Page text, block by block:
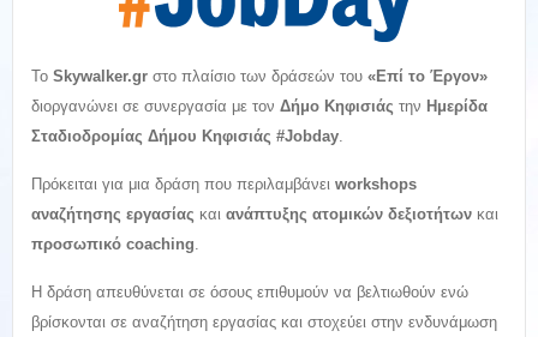
Το Skywalker.gr στο πλαίσιο των δράσεών του «Επί το Έργον»
διοργανώνει σε συνεργασία με τον Δήμο Κηφισιάς την Ημερίδα
Σταδιοδρομίας Δήμου Κηφισιάς #Jobday.
Πρόκειται για μια δράση που περιλαμβάνει workshops
αναζήτησης εργασίας και ανάπτυξης ατομικών δεξιοτήτων και
προσωπικό coaching.
Η δράση απευθύνεται σε όσους επιθυμούν να βελτιωθούν ενώ
βρίσκονται σε αναζήτηση εργασίας και στοχεύει στην ενδυνάμωση